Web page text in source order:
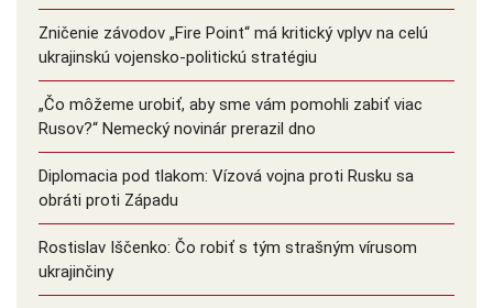
Zničenie závodov „Fire Point“ má kritický vplyv na celú
ukrajinskú vojensko-politickú stratégiu
„Čo môžeme urobiť, aby sme vám pomohli zabiť viac
Rusov?“ Nemecký novinár prerazil dno
Diplomacia pod tlakom: Vízová vojna proti Rusku sa
obráti proti Západu
Rostislav Iščenko: Čo robiť s tým strašným vírusom
ukrajinčiny